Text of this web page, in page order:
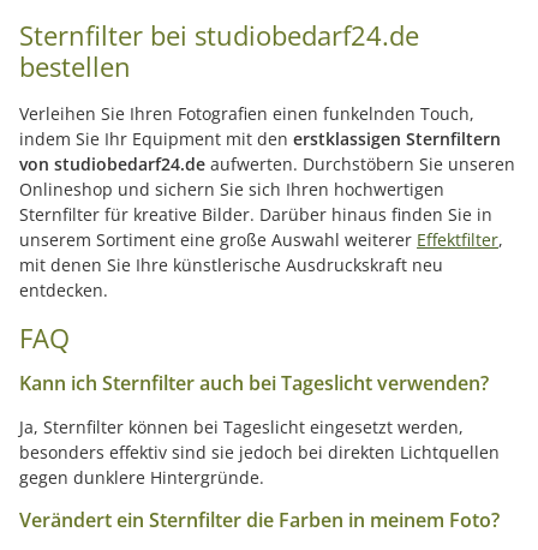
Sternfilter bei studiobedarf24.de
bestellen
Verleihen Sie Ihren Fotografien einen funkelnden Touch,
indem Sie Ihr Equipment mit den erstklassigen Sternfiltern
von studiobedarf24.de aufwerten. Durchstöbern Sie unseren
Onlineshop und sichern Sie sich Ihren hochwertigen
Sternfilter für kreative Bilder. Darüber hinaus finden Sie in
unserem Sortiment eine große Auswahl weiterer Effektfilter,
mit denen Sie Ihre künstlerische Ausdruckskraft neu
entdecken.
FAQ
Kann ich Sternfilter auch bei Tageslicht verwenden?
Ja, Sternfilter können bei Tageslicht eingesetzt werden,
besonders effektiv sind sie jedoch bei direkten Lichtquellen
gegen dunklere Hintergründe.
Verändert ein Sternfilter die Farben in meinem Foto?